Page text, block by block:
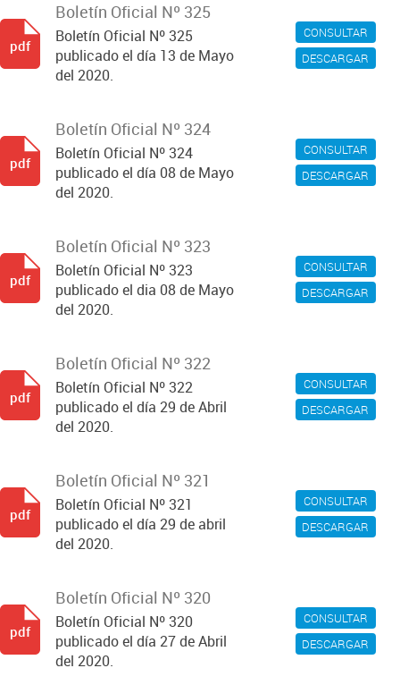
CONSULTAR
DESCARGAR
Boletín Oficial Nº 325
Boletín Oficial Nº 325
publicado el día 13 de Mayo
del 2020.
pdf
CONSULTAR
DESCARGAR
Boletín Oficial Nº 324
Boletín Oficial Nº 324
publicado el día 08 de Mayo
del 2020.
pdf
CONSULTAR
DESCARGAR
Boletín Oficial Nº 323
Boletín Oficial Nº 323
publicado el dia 08 de Mayo
del 2020.
pdf
CONSULTAR
DESCARGAR
Boletín Oficial Nº 322
Boletín Oficial Nº 322
publicado el día 29 de Abril
del 2020.
pdf
CONSULTAR
DESCARGAR
Boletín Oficial Nº 321
Boletín Oficial Nº 321
publicado el día 29 de abril
del 2020.
pdf
CONSULTAR
DESCARGAR
Boletín Oficial Nº 320
Boletín Oficial Nº 320
publicado el día 27 de Abril
del 2020.
pdf